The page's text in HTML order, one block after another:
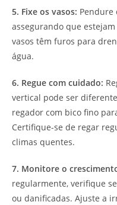
5. Fixe os vasos: Pendure
assegurando que
vasos têm furos para
água.
6. Regue com cuidado:
vertical pode ser
regador com bico fino
Certifique-se de regar
climas quentes.
7. Monitore o
regularmente, verifique
ou danificadas. Ajuste a